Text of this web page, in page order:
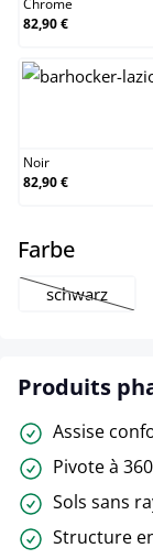
82,90 €
Noir
82,90 €
Farbeselect
schwarz
(Cette
Produits
Assise
Pivote à
Sols sans
Structure